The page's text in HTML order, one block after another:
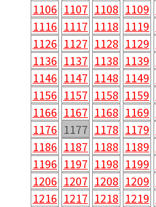
1106 1107 1108 1109
1116 1117 1118 1119
1126 1127 1128 1129
1136 1137 1138 1139
1146 1147 1148 1149
1156 1157 1158 1159
1166 1167 1168 1169
1176 1177 1178 1179
1186 1187 1188 1189
1196 1197 1198 1199
1206 1207 1208 1209
1216 1217 1218 1219